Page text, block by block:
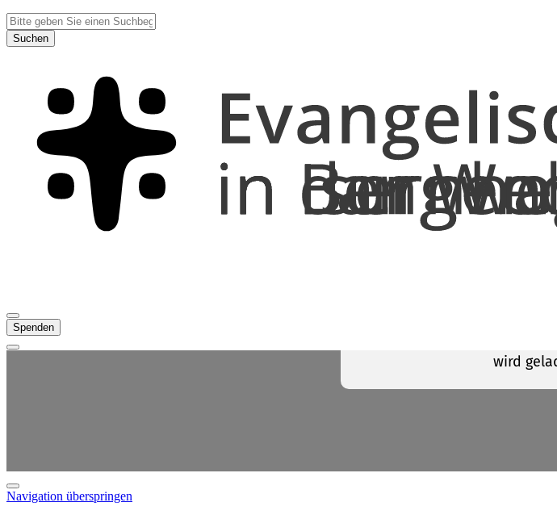
Suchen
Spenden
Navigation überspringen